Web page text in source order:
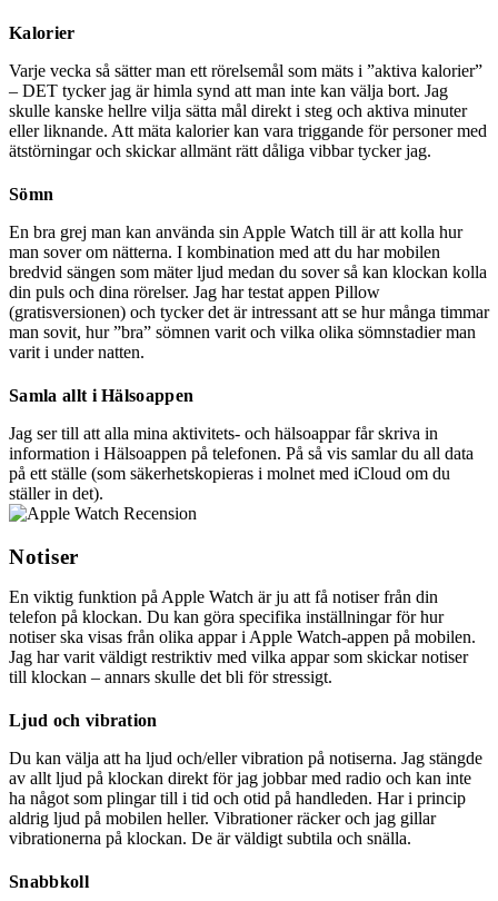
Kalorier
Varje vecka så sätter man ett rörelsemål som mäts i ”aktiva kalorier”
– DET tycker jag är himla synd att man inte kan välja bort. Jag
skulle kanske hellre vilja sätta mål direkt i steg och aktiva minuter
eller liknande. Att mäta kalorier kan vara triggande för personer med
ätstörningar och skickar allmänt rätt dåliga vibbar tycker jag.
Sömn
En bra grej man kan använda sin Apple Watch till är att kolla hur
man sover om nätterna. I kombination med att du har mobilen
bredvid sängen som mäter ljud medan du sover så kan klockan kolla
din puls och dina rörelser. Jag har testat appen Pillow
(gratisversionen) och tycker det är intressant att se hur många timmar
man sovit, hur ”bra” sömnen varit och vilka olika sömnstadier man
varit i under natten.
Samla allt i Hälsoappen
Jag ser till att alla mina aktivitets- och hälsoappar får skriva in
information i Hälsoappen på telefonen. På så vis samlar du all data
på ett ställe (som säkerhetskopieras i molnet med iCloud om du
ställer in det).
Notiser
En viktig funktion på Apple Watch är ju att få notiser från din
telefon på klockan. Du kan göra specifika inställningar för hur
notiser ska visas från olika appar i Apple Watch-appen på mobilen.
Jag har varit väldigt restriktiv med vilka appar som skickar notiser
till klockan – annars skulle det bli för stressigt.
Ljud och vibration
Du kan välja att ha ljud och/eller vibration på notiserna. Jag stängde
av allt ljud på klockan direkt för jag jobbar med radio och kan inte
ha något som plingar till i tid och otid på handleden. Har i princip
aldrig ljud på mobilen heller. Vibrationer räcker och jag gillar
vibrationerna på klockan. De är väldigt subtila och snälla.
Snabbkoll